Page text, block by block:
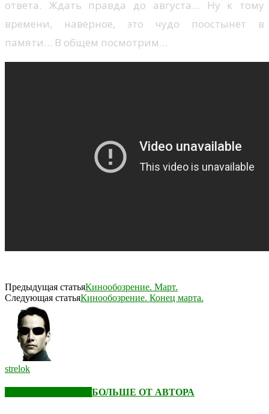
ответа. Ждать правда до августа… Ну к тому
времени, наверное, это чудо поостынет в
памяти… В общем посмотрим…
Предыдущая статьяКинообозрение. Март.
Следующая статьяКинообозрение. Конец марта.
strelok
БОЛЬШЕ ОТ АВТОРА